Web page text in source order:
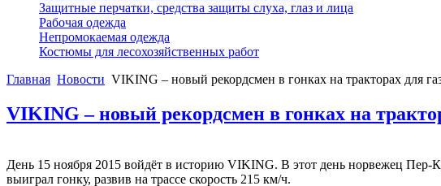
Защитные перчатки, средства защиты слуха, глаз и лица
Рабочая одежда
Непромокаемая одежда
Костюмы для лесохозяйственных работ
Главная Новости VIKING – новый рекордсмен в гонках на тракторах для
VIKING – новый рекордсмен в гонках на
День 15 ноября 2015 войдёт в историю VIKING. В этот день норвежец Пер-
выиграл гонку, развив на трассе скорость 215 км/ч.